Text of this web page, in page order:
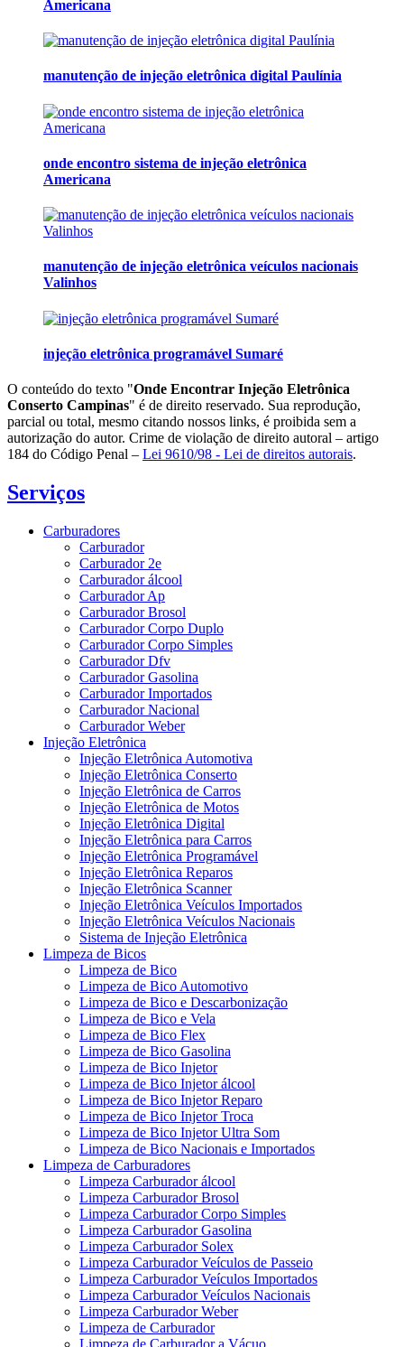
Americana
manutenção de injeção eletrônica digital Paulínia
onde encontro sistema de injeção eletrônica
Americana
manutenção de injeção eletrônica veículos nacionais
Valinhos
injeção eletrônica programável Sumaré
O conteúdo do texto "Onde Encontrar Injeção Eletrônica
Conserto Campinas" é de direito reservado. Sua reprodução,
parcial ou total, mesmo citando nossos links, é proibida sem a
autorização do autor. Crime de violação de direito autoral – artigo
184 do Código Penal – Lei 9610/98 - Lei de direitos autorais.
Serviços
Carburadores
Carburador
Carburador 2e
Carburador álcool
Carburador Ap
Carburador Brosol
Carburador Corpo Duplo
Carburador Corpo Simples
Carburador Dfv
Carburador Gasolina
Carburador Importados
Carburador Nacional
Carburador Weber
Injeção Eletrônica
Injeção Eletrônica Automotiva
Injeção Eletrônica Conserto
Injeção Eletrônica de Carros
Injeção Eletrônica de Motos
Injeção Eletrônica Digital
Injeção Eletrônica para Carros
Injeção Eletrônica Programável
Injeção Eletrônica Reparos
Injeção Eletrônica Scanner
Injeção Eletrônica Veículos Importados
Injeção Eletrônica Veículos Nacionais
Sistema de Injeção Eletrônica
Limpeza de Bicos
Limpeza de Bico
Limpeza de Bico Automotivo
Limpeza de Bico e Descarbonização
Limpeza de Bico e Vela
Limpeza de Bico Flex
Limpeza de Bico Gasolina
Limpeza de Bico Injetor
Limpeza de Bico Injetor álcool
Limpeza de Bico Injetor Reparo
Limpeza de Bico Injetor Troca
Limpeza de Bico Injetor Ultra Som
Limpeza de Bico Nacionais e Importados
Limpeza de Carburadores
Limpeza Carburador álcool
Limpeza Carburador Brosol
Limpeza Carburador Corpo Simples
Limpeza Carburador Gasolina
Limpeza Carburador Solex
Limpeza Carburador Veículos de Passeio
Limpeza Carburador Veículos Importados
Limpeza Carburador Veículos Nacionais
Limpeza Carburador Weber
Limpeza de Carburador
Limpeza de Carburador a Vácuo